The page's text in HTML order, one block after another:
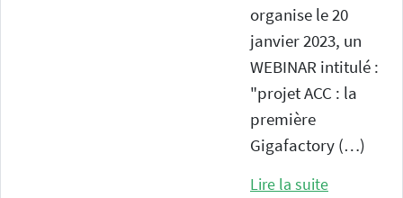
organise le 20
janvier 2023, un
WEBINAR intitulé :
"projet ACC : la
première
Gigafactory (…)
Lire la suite